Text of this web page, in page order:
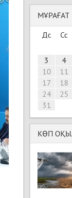
МҰРАҒАТ
Дс
Сс
3
4
10
11
17
18
24
25
31
КӨП